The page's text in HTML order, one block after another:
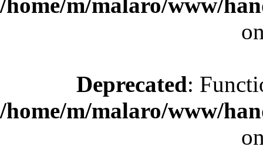
Deprecated:
/home/m/malaro/www/